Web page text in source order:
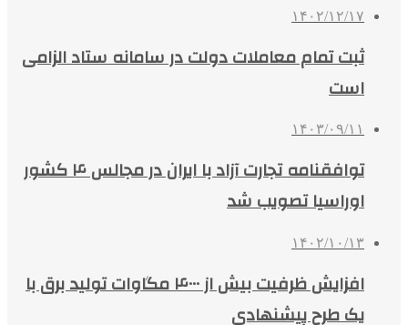
۱۴۰۲/۱۲/۱۷
ثبت تمام معاملات دولت در سامانه ستاد الزامی
است
۱۴۰۳/۰۹/۱۱
توافقنامه تجارت آزاد با ایران در مجالس ۴ کشور
اوراسیا تصویب شد
۱۴۰۲/۱۰/۱۳
افزایش ظرفیت بیش از ۴۰۰۰ مگاوات تولید برق با
یک طرح پیشنهادی